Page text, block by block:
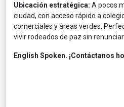
Ubicación estratégica: A pocos
ciudad, con acceso rápido a
comerciales y áreas verdes.
vivir rodeados de paz sin
English Spoken. ¡Contáctanos